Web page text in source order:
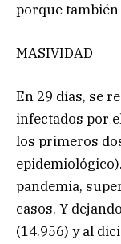
porque
MASIVIDAD
En 29 días, se
infectados por
los primeros
pandemia,
casos. Y
(14.956) y al